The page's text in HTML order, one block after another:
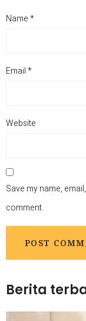
Name*
Email*
Website
Save my name,
comment.
Berita